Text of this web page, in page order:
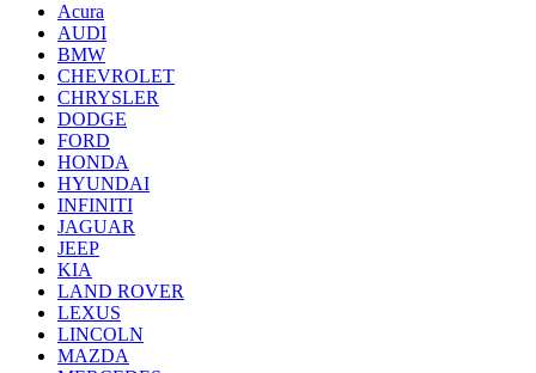
Acura
AUDI
BMW
CHEVROLET
CHRYSLER
DODGE
FORD
HONDA
HYUNDAI
INFINITI
JAGUAR
JEEP
KIA
LAND ROVER
LEXUS
LINCOLN
MAZDA